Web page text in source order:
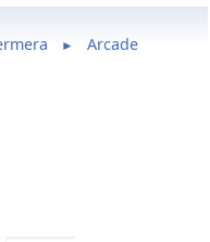
► Arcade